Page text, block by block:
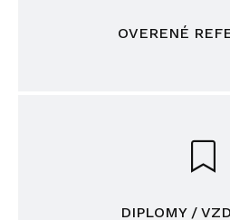
OVERENÉ
DIPLOMY /